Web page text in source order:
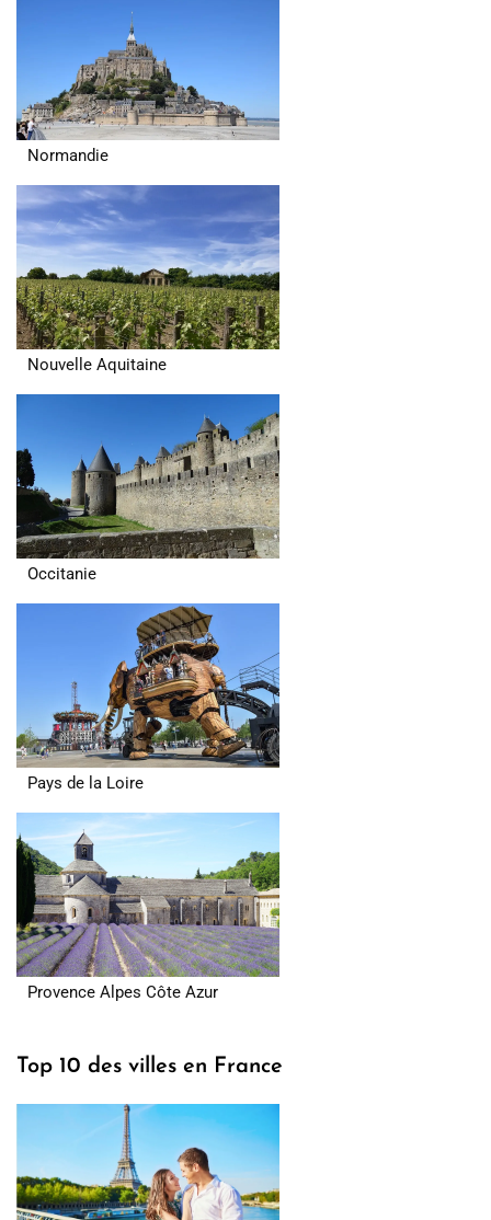
Normandie
Nouvelle Aquitaine
Occitanie
Pays de la Loire
Provence Alpes Côte Azur
Top 10 des villes en France